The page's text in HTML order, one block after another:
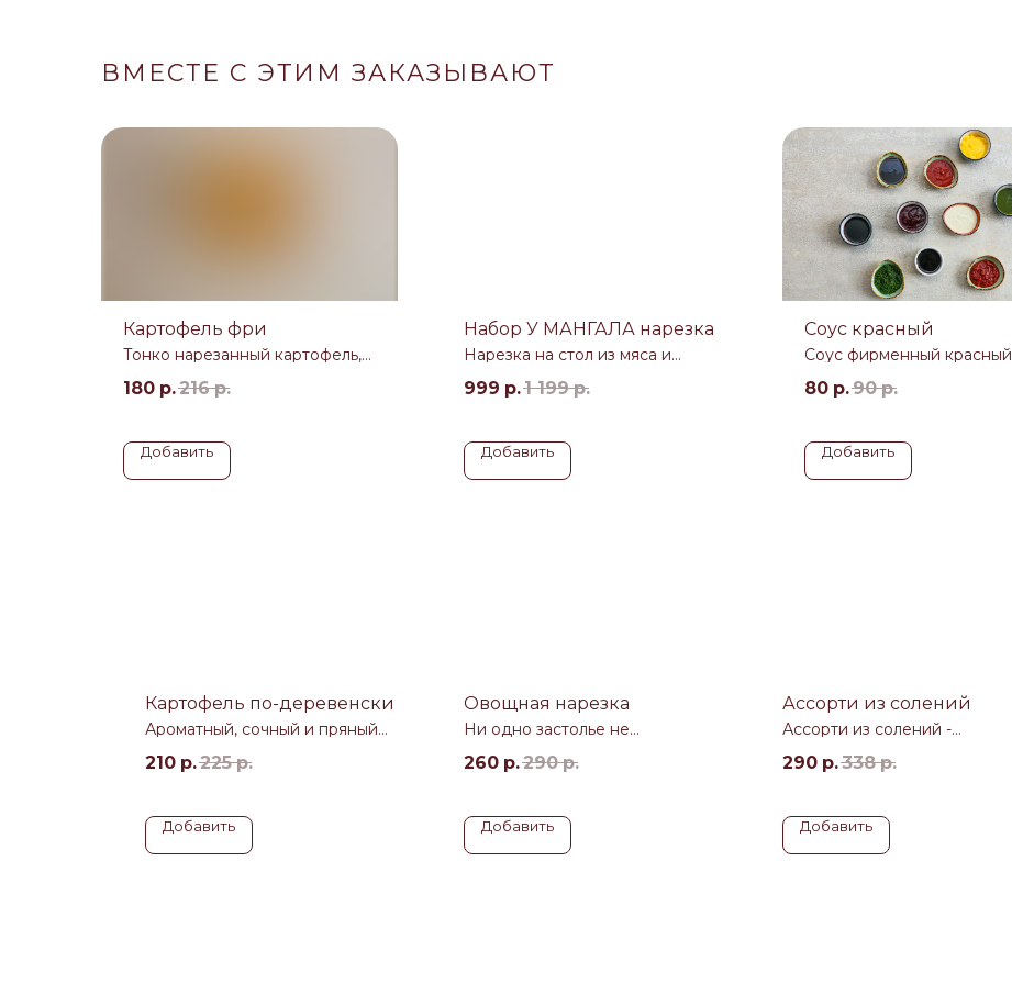
ВМЕСТЕ С ЭТИМ ЗАКАЗЫВАЮТ
Картофель фри
Тонко нарезанный картофель,
золотистой корочки
180 р.216 р.
Добавить
Набор У МАНГАЛА нарезка
Нарезка на стол из мяса и
999 р.1 199 р.
Добавить
Соус красный
Соус фирменный красный
80 р.90 р.
Добавить
Картофель по-деревенски
Ароматный, сочный и пряный
210 р.225 р.
Добавить
Овощная нарезка
Ни одно застолье не
тарелки
260 р.290 р.
Добавить
Ассорти из солений
Ассорти из солений -
холодная закуска, способная
порадовать любого, даже
290 р.338 р.
Добавить